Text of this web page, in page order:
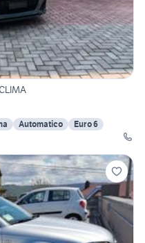
Automatico
Euro 6